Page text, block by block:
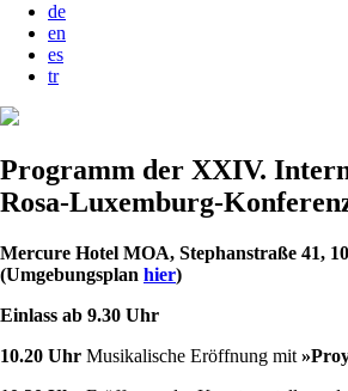
de
en
es
tr
Programm der XXIV.
Rosa-Luxemburg-
Mercure Hotel MOA, Stephanstraße 41,
(Umgebungsplan hier)
Einlass ab 9.30 Uhr
10.20 Uhr Musikalische Eröffnung mit